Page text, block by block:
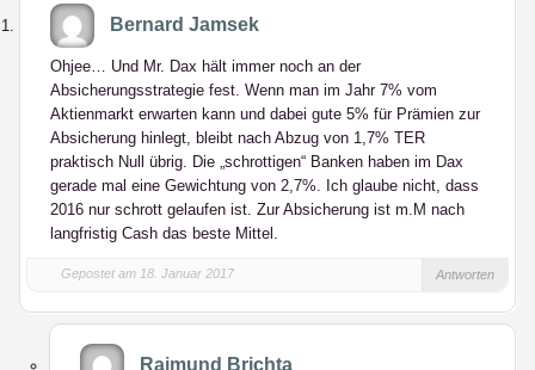
Bernard Jamsek
Ohjee… Und Mr. Dax hält immer noch an der
Absicherungsstrategie fest. Wenn man im Jahr 7% vom
Aktienmarkt erwarten kann und dabei gute 5% für Prämien zur
Absicherung hinlegt, bleibt nach Abzug von 1,7% TER
praktisch Null übrig. Die „schrottigen“ Banken haben im Dax
gerade mal eine Gewichtung von 2,7%. Ich glaube nicht, dass
2016 nur schrott gelaufen ist. Zur Absicherung ist m.M nach
langfristig Cash das beste Mittel.
Gepostet am 18. Januar 2017 Antworten
Raimund Brichta